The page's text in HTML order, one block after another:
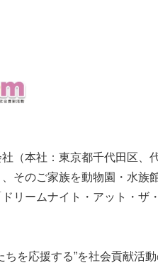
（本社：東京都千代田区、
そのご家族を動物園・水族
リームナイト・アット・
ちを応援する”を社会貢献活